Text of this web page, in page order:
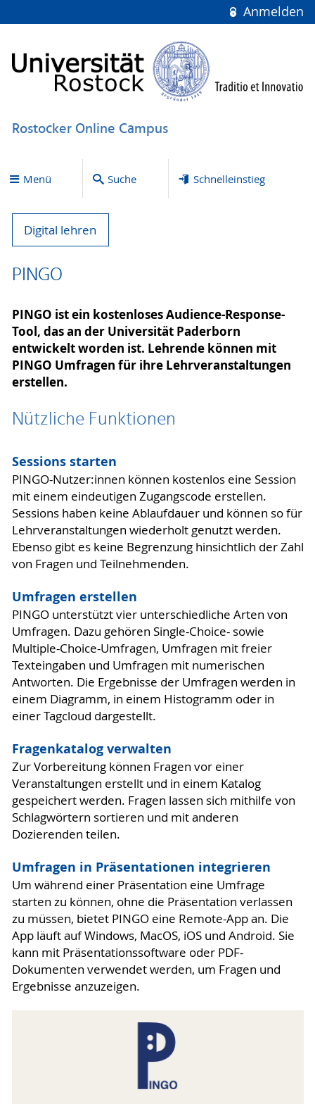
Anmelden
Rostocker Online Campus
Menü Suche Schnelleinstieg
Digital lehren
PINGO
PINGO ist ein kostenloses Audience-Response-
Tool, das an der Universität Paderborn
entwickelt worden ist. Lehrende können mit
PINGO Umfragen für ihre Lehrveranstaltungen
erstellen.
Nützliche Funktionen
Sessions starten
PINGO-Nutzer:innen können kostenlos eine Session
mit einem eindeutigen Zugangscode erstellen.
Sessions haben keine Ablaufdauer und können so für
Lehrveranstaltungen wiederholt genutzt werden.
Ebenso gibt es keine Begrenzung hinsichtlich der Zahl
von Fragen und Teilnehmenden.
Umfragen erstellen
PINGO unterstützt vier unterschiedliche Arten von
Umfragen. Dazu gehören Single-Choice- sowie
Multiple-Choice-Umfragen, Umfragen mit freier
Texteingaben und Umfragen mit numerischen
Antworten. Die Ergebnisse der Umfragen werden in
einem Diagramm, in einem Histogramm oder in
einer Tagcloud dargestellt.
Fragenkatalog verwalten
Zur Vorbereitung können Fragen vor einer
Veranstaltungen erstellt und in einem Katalog
gespeichert werden. Fragen lassen sich mithilfe von
Schlagwörtern sortieren und mit anderen
Dozierenden teilen.
Umfragen in Präsentationen integrieren
Um während einer Präsentation eine Umfrage
starten zu können, ohne die Präsentation verlassen
zu müssen, bietet PINGO eine Remote-App an. Die
App läuft auf Windows, MacOS, iOS und Android. Sie
kann mit Präsentationssoftware oder PDF-
Dokumenten verwendet werden, um Fragen und
Ergebnisse anzuzeigen.